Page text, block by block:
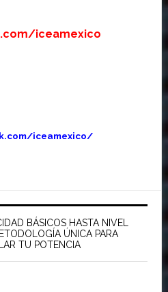
iceamexico
iceamexico/
BÁSICOS HASTA NIVEL
ÚNICA PARA
TU POTENCIA